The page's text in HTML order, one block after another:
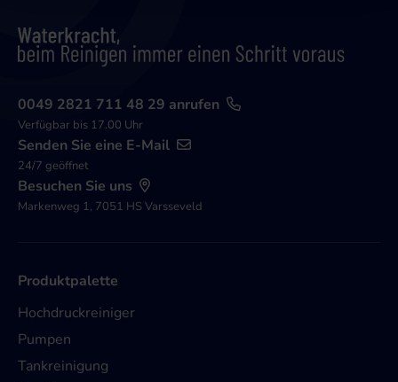
0049 2821 711 48 29 anrufen
Verfügbar bis 17.00 Uhr
Senden Sie eine E-Mail
24/7 geöffnet
Besuchen Sie uns
Markenweg 1, 7051 HS Varsseveld
Produktpalette
Hochdruckreiniger
Pumpen
Tankreinigung